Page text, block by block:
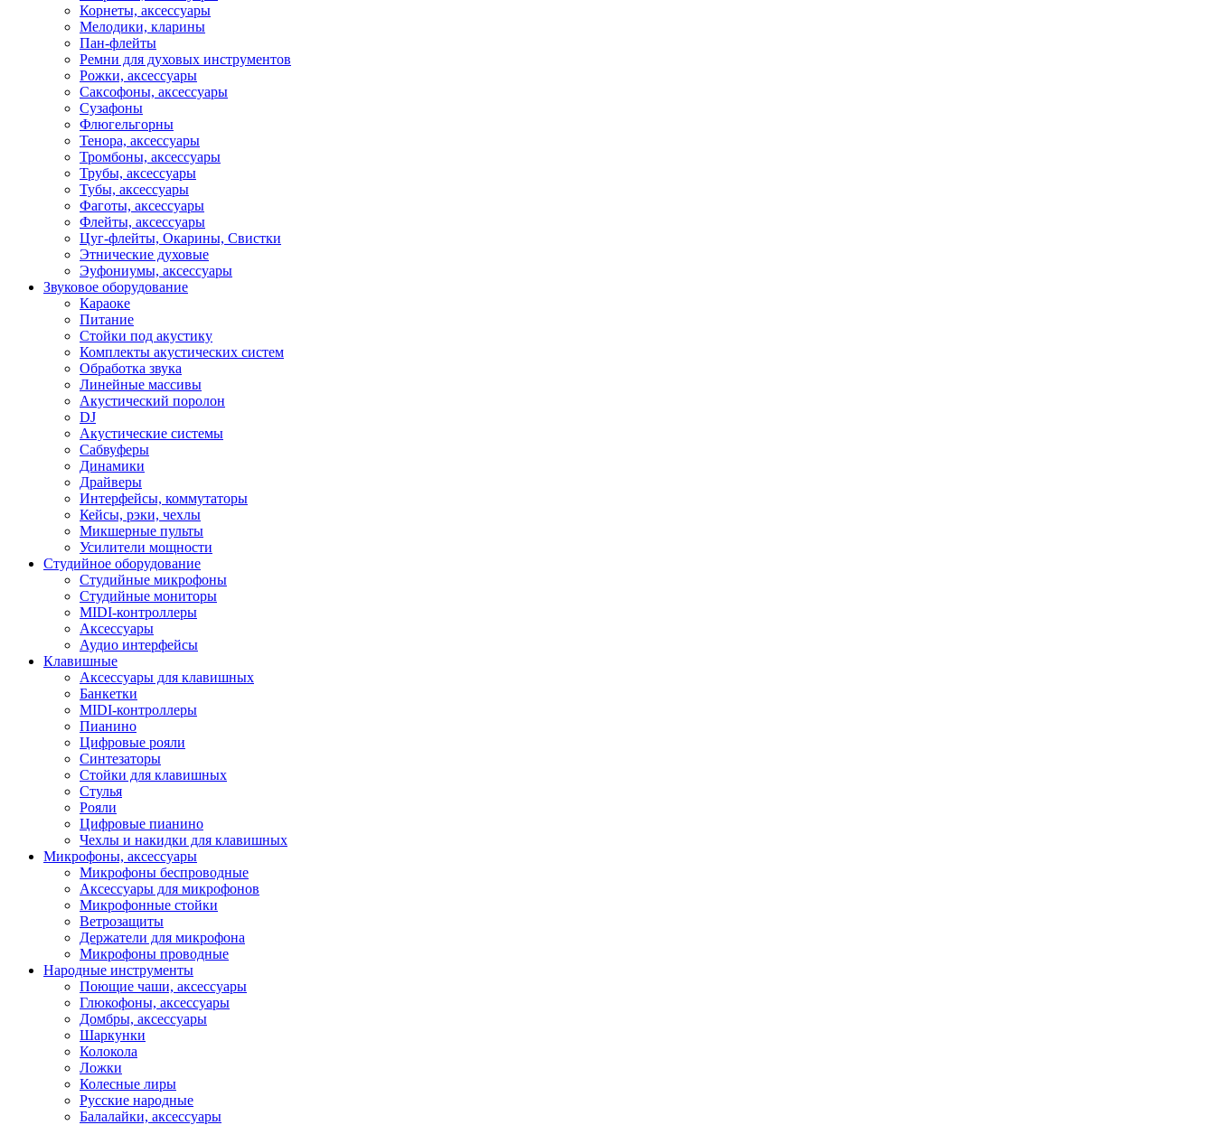
Корнеты, аксессуары
Мелодики, кларины
Пан-флейты
Ремни для духовых инструментов
Рожки, аксессуары
Саксофоны, аксессуары
Сузафоны
Флюгельгорны
Тенора, аксессуары
Тромбоны, аксессуары
Трубы, аксессуары
Тубы, аксессуары
Фаготы, аксессуары
Флейты, аксессуары
Цуг-флейты, Окарины, Свистки
Этнические духовые
Эуфониумы, аксессуары
Звуковое оборудование
Караоке
Питание
Стойки под акустику
Комплекты акустических систем
Обработка звука
Линейные массивы
Акустический поролон
DJ
Акустические системы
Сабвуферы
Динамики
Драйверы
Интерфейсы, коммутаторы
Кейсы, рэки, чехлы
Микшерные пульты
Усилители мощности
Студийное оборудование
Студийные микрофоны
Студийные мониторы
MIDI-контроллеры
Аксессуары
Аудио интерфейсы
Клавишные
Аксессуары для клавишных
Банкетки
MIDI-контроллеры
Пианино
Цифровые рояли
Синтезаторы
Стойки для клавишных
Стулья
Рояли
Цифровые пианино
Чехлы и накидки для клавишных
Микрофоны, аксессуары
Микрофоны беспроводные
Аксессуары для микрофонов
Микрофонные стойки
Ветрозащиты
Держатели для микрофона
Микрофоны проводные
Народные инструменты
Поющие чаши, аксессуары
Глюкофоны, аксессуары
Домбры, аксессуары
Шаркунки
Колокола
Ложки
Колесные лиры
Русские народные
Балалайки, аксессуары